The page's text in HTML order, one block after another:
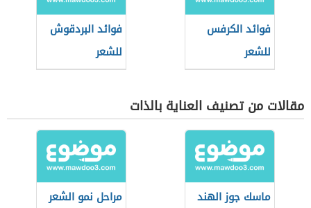
فوائد الكرفس
للشعر
فوائد البردقوش
للشعر
مقالات من تصنيف العناية بالذات
ماسك جوز الهند
مراحل نمو الشعر